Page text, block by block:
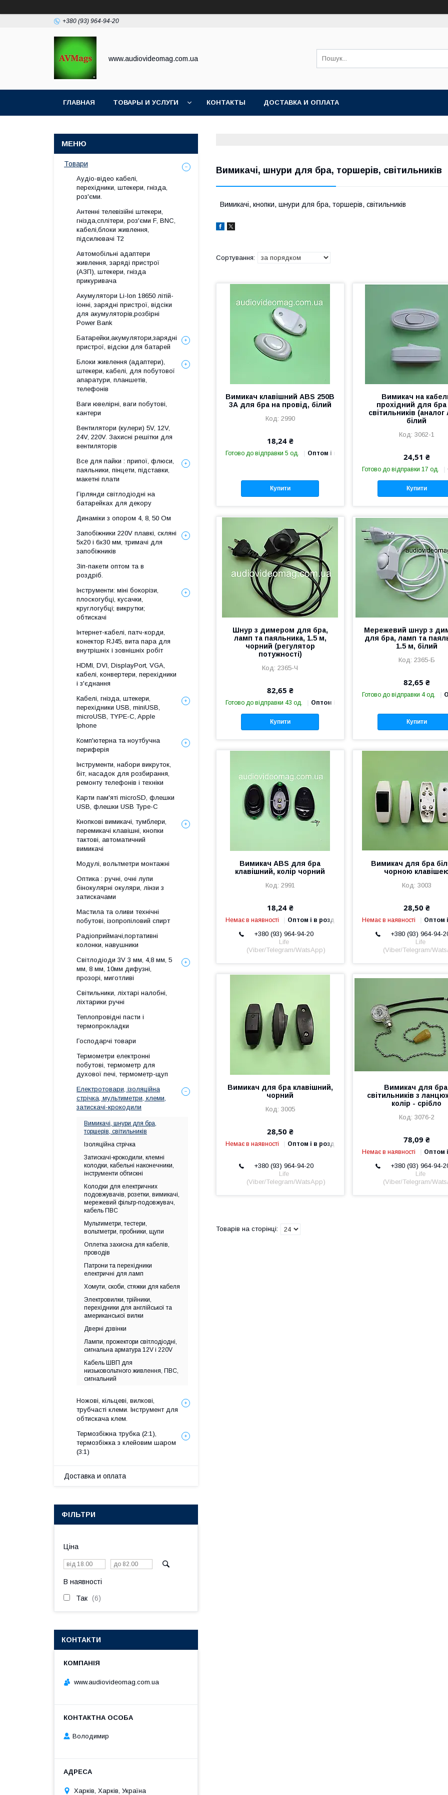
+380 (93) 964-94-20
www.audiovideomag.com.ua
ГЛАВНАЯ ТОВАРЫ И УСЛУГИ КОНТАКТЫ ДОСТАВКА И ОПЛАТА
Вимикачі, шнури для бра, торшерів, світильників
Вимикачі, кнопки, шнури для бра, торшерів, світильників
Вимикач клавішний ABS 250В
3А для бра на провід, білий
2990
18,24 ₴
Готово до відправки 5 од. Оптом і в роздріб
Купити
Вимикач на
прохідний для бра
світильників (аналог
білий
3062-1
24,51 ₴
Готово до відправки 17 од.
Купити
Шнур з димером для бра,
ламп та паяльника, 1.5 м,
чорний (регулятор
потужності)
2365-Ч
82,65 ₴
Готово до відправки 43 од. Оптом і в роздріб
Купити
Мережевий шнур з
для бра, ламп та
1.5 м, білий
2365-Б
82,65 ₴
Готово до відправки 4 од.
Купити
Вимикач ABS для бра
клавішний, колір чорний
2991
18,24 ₴
Немає в наявності Оптом і в роздріб
+380 (93) 964-94-20
Life
(Viber/Telegram/WatsApp)
Вимикач для бра
чорною
3003
28,50 ₴
Немає в наявності Оптом
+380 (93) 964-94-
Life
(Viber/Telegram/
Вимикач для бра клавішний,
чорний
3005
28,50 ₴
Немає в наявності Оптом і в роздріб
+380 (93) 964-94-20
Life
(Viber/Telegram/WatsApp)
Вимикач для
світильників з
колір - срібло
3076-2
78,09 ₴
Немає в наявності Оптом
+380 (93) 964-94-
Life
(Viber/Telegram/
Товари
Аудіо-відео кабелі,
перехідники, штекери, гнізда,
роз'єми.
Антенні телевізійні штекери,
гнізда,сплітери, роз'єми F, BNC,
кабелі,блоки живлення,
підсилювачі Т2
Автомобільні адаптери
живлення, заряді пристрої
(АЗП), штекери, гнізда
прикуривача
Акумулятори Li-Ion 18650 літій-
іонні, зарядні пристрої, відсіки
для акумуляторів,розбірні
Power Bank
Батарейки,акумулятори,зарядні
пристрої, відсіки для батарей
Блоки живлення (адаптери),
штекери, кабелі, для побутової
апаратури, планшетів,
телефонів
Ваги ювелірні, ваги побутові,
кантери
Вентилятори (кулери) 5V, 12V,
24V, 220V. Захисні решітки для
вентиляторів
Все для пайки : припої, флюси,
паяльники, пінцети, підставки,
макетні плати
Гірлянди світлодіодні на
батарейках для декору
Динаміки з опором 4, 8, 50 Ом
Запобіжники 220V плавкі, скляні
5x20 і 6х30 мм, тримачі для
запобіжників
Зіп-пакети оптом та в
роздріб.
Інструменти: міні бокорізи,
плоскогубці, кусачки,
круглогубці; викрутки;
обтискачі
Інтернет-кабелі, патч-корди,
конектор RJ45, вита пара для
внутрішніх і зовнішніх робіт
HDMI, DVI, DisplayPort, VGA,
кабелі, конвертери, перехідники
і з'єднання
Кабелі, гнізда, штекери,
перехідники USB, miniUSB,
microUSB, TYPE-C, Apple
Iphone
Комп'ютерна та ноутбучна
периферія
Інструменти, набори викруток,
біт, насадок для розбирання,
ремонту телефонів і техніки
Карти пам'яті microSD, флешки
USB, флешки USB Type-C
Кнопкові вимикачі, тумблери,
перемикачі клавішні, кнопки
тактові, автоматичний
вимикачі
Модулі, вольтметри монтажні
Оптика : ручні, очні лупи
бінокулярні окуляри, лінзи з
затискачами
Мастила та оливи технічні
побутові, ізопропіловий спирт
Радіоприймачі,портативні
колонки, навушники
Світлодіоди 3V 3 мм, 4,8 мм, 5
мм, 8 мм, 10мм дифузні,
прозорі, миготливі
Світильники, ліхтарі налобні,
ліхтарики ручні
Теплопровідні пасти і
термопрокладки
Господарчі товари
Термометри електронні
побутові, термометр для
духової печі, термометр-щуп
Електротовари, ізоляційна
стрічка, мультиметри, клеми,
затискачі-крокодили
Вимикачі, шнури для бра,
торшерів, світильників
Ізоляційна стрічка
Затискачі-крокодили, клемні
колодки, кабельні наконечники,
інструменти обтискні
Колодки для електричних
подовжувачів, розетки, вимикачі,
мережевий фільтр-подовжувач,
кабель ПВС
Мультиметри, тестери,
вольтметри, пробники, щупи
Оплетка захисна для кабелів,
проводів
Патрони та перехідники
електричні для ламп
Хомути, скоби, стяжки для кабеля
Электровилки, трійники,
перехідники для англійської та
американської вилки
Дверні дзвінки
Лампи, прожектори світлодіодні,
сигнальна арматура 12V і 220V
Кабель ШВП для
низьковольтного живлення, ПВС,
сигнальний
Ножові, кільцеві, вилкові,
трубчасті клеми. Інструмент для
обтискача клем.
Термозбіжна трубка (2:1),
термозбіжка з клейовим шаром
(3:1)
Доставка и оплата
ФІЛЬТРИ
Ціна
В наявності
Так 6
КОНТАКТИ
www.audiovideomag.com.ua
Володимир
Харків, Харків, Україна